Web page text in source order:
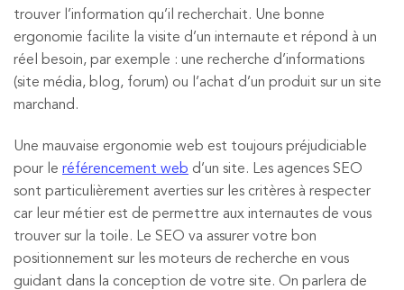
trouver l’information qu’il recherchait. Une bonne
ergonomie facilite la visite d’un internaute et répond à un
réel besoin, par exemple : une recherche d’informations
(site média, blog, forum) ou l’achat d’un produit sur un site
marchand.
Une mauvaise ergonomie web est toujours préjudiciable
pour le référencement web d’un site. Les agences SEO
sont particulièrement averties sur les critères à respecter
car leur métier est de permettre aux internautes de vous
trouver sur la toile. Le SEO va assurer votre bon
positionnement sur les moteurs de recherche en vous
guidant dans la conception de votre site. On parlera de